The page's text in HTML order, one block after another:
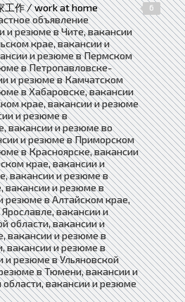
工作 / work at home
6
объявление
и резюме в Чите, вакансии
крае, вакансии и
и резюме в Пермском
в Петропавловске-
и резюме в Камчатском
в Хабаровске, вакансии
крае, вакансии и резюме
и резюме в
вакансии и резюме во
и резюме в Приморском
в Красноярске, вакансии
крае, вакансии и
вакансии и резюме в
вакансии и резюме в
резюме в Алтайском крае,
вакансии и
области, вакансии и
вакансии и резюме в
вакансии и резюме в
и резюме в Ульяновской
в Тюмени, вакансии и
вакансии и резюме